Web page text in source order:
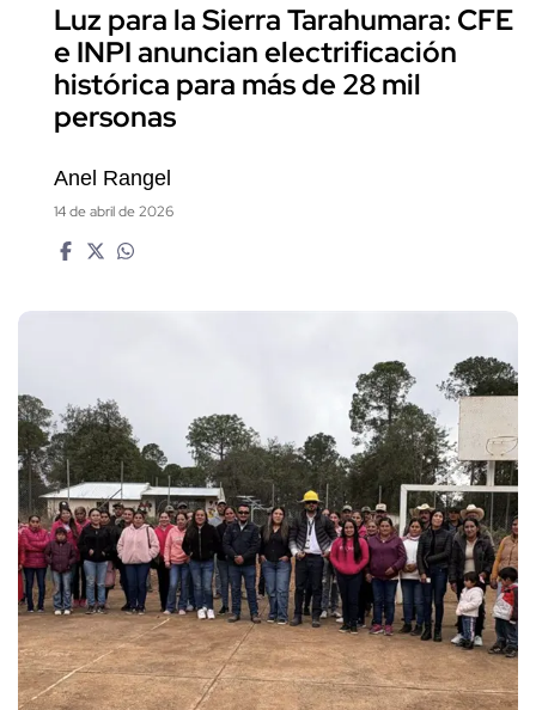
Luz para la Sierra Tarahumara: CFE
e INPI anuncian electrificación
histórica para más de 28 mil
personas
Anel Rangel
14 de abril de 2026